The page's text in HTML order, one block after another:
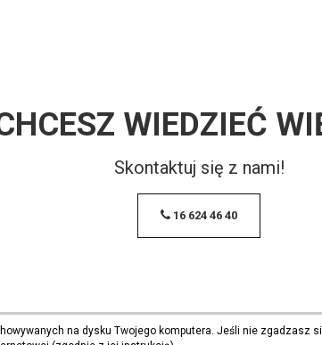
WIEDZIEĆ
Skontaktuj się z nami!
16 624 46 40
na dysku Twojego komputera. Jeśli nie zgadzasz